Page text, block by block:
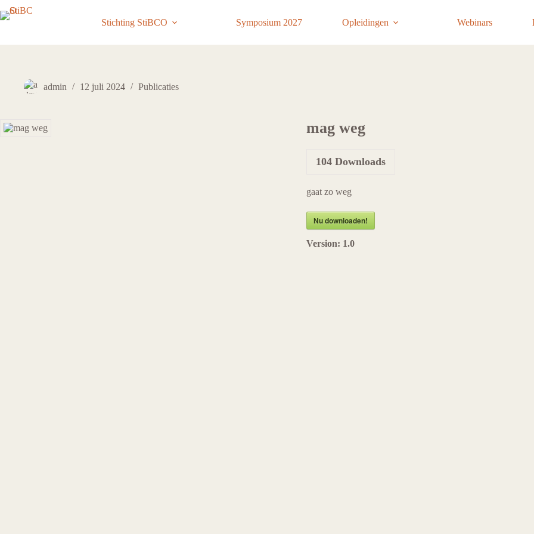
naar
Stichting StiBCO Symposium 2027 Opleidingen Webinars
admin 12 juli 2024 Publicaties
mag weg
104Downloads
gaat zo weg
Nu downloaden!
Version: 1.0